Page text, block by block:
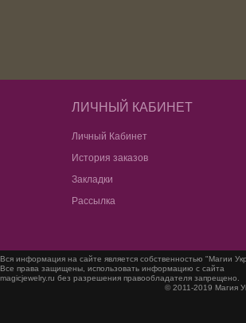
ЛИЧНЫЙ КАБИНЕТ
Личный Кабинет
История заказов
Закладки
Рассылка
Вся информация на сайте является собственностью "Магии
Все права защищены, использовать информацию с сайта
magicjewelry.ru без разрешения правообладателя запрещено.
© 2011-2019 Магия